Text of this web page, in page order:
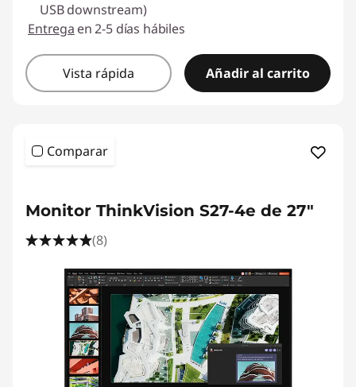
USB downstream)
Entrega en 2-5 días hábiles
Vista rápida Añadir al carrito
Comparar
Monitor ThinkVision S27-4e de 27"
(8)